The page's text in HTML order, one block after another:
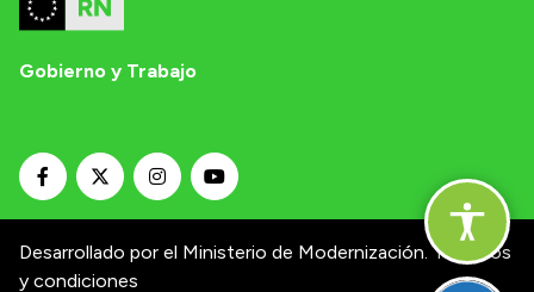
Gobierno y Trabajo
Desarrollado por el Ministerio de Modernización. Términos
y condiciones